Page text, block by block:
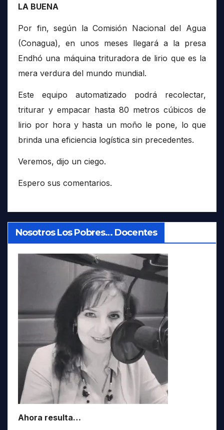
LA BUENA
Por fin, según la Comisión Nacional del Agua
(Conagua), en unos meses llegará a la presa
Endhó una máquina trituradora de lirio que es la
mera verdura del mundo mundial.
Este equipo automatizado podrá recolectar,
triturar y empacar hasta 80 metros cúbicos de
lirio por hora y hasta un moño le pone, lo que
brinda una eficiencia logística sin precedentes.
Veremos, dijo un ciego.
Espero sus comentarios.
Nosotros Los Pobres… Docentes
Ahora resulta…